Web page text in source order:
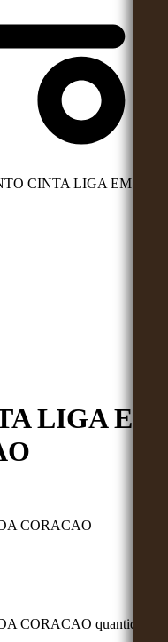
CINTA LIGA EM
LIGA EM
CORACAO
CORACAO quantidade